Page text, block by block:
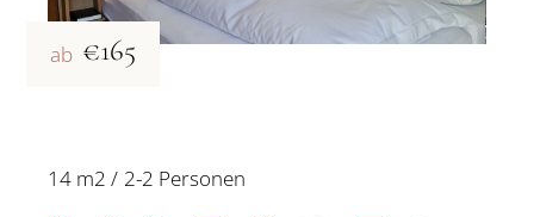
ab €165
14 m2 2-2 Personen